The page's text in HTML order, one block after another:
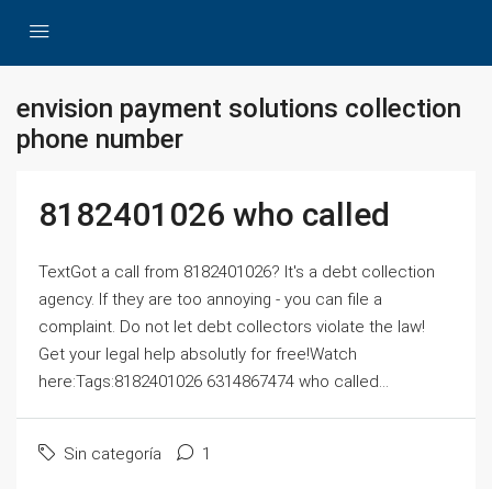
envision payment solutions collection
phone number
8182401026 who called
TextGot a call from 8182401026? It's a debt collection
agency. If they are too annoying - you can file a
complaint. Do not let debt collectors violate the law!
Get your legal help absolutly for free!Watch
here:Tags:8182401026 6314867474 who called...
Sin categoría 1